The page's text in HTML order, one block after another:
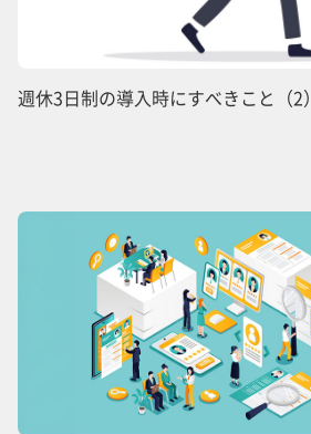
週休3日制の導入時にすべきこと（2）